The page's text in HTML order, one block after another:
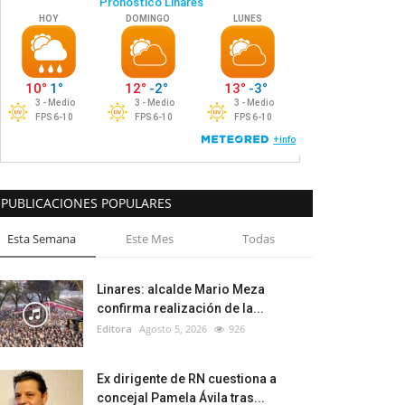
PUBLICACIONES POPULARES
Esta Semana Este Mes Todas
Linares: alcalde Mario Meza
confirma realización de la...
Editora Agosto 5, 2026 926
Ex dirigente de RN cuestiona a
concejal Pamela Ávila tras...